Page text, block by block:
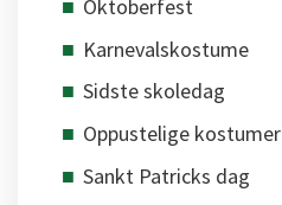
Oktoberfest
Karnevalskostume
Sidste skoledag
Oppustelige kostumer
Sankt Patricks dag